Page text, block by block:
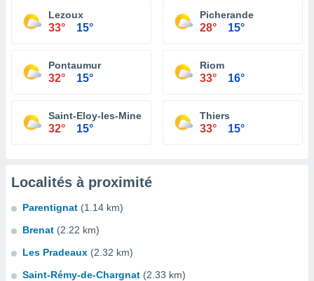
Lezoux
33° 15°
Picherande
28° 15°
Pontaumur
32° 15°
Riom
33° 16°
Saint-Eloy-les-Mines
32° 15°
Thiers
33° 15°
Localités à proximité
Parentignat (1.14 km)
Brenat (2.22 km)
Les Pradeaux (2.32 km)
Saint-Rémy-de-Chargnat (2.33 km)